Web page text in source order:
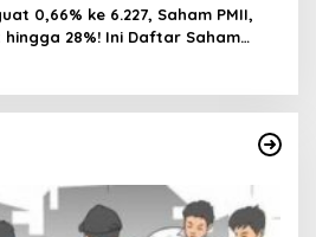
0,66% ke 6.227, Saham PMII,
hingga 28%! Ini Daftar Saham
Tertinggi 31 Juli 2026